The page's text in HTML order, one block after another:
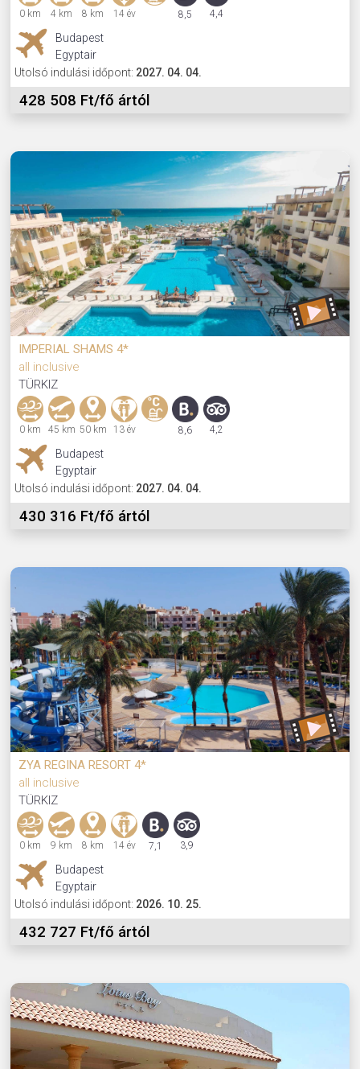
0 km 4 km 8 km 14 év 8,5 4,4
Budapest
Egyptair
Utolsó indulási időpont: 2027. 04. 04.
428 508 Ft/fő ártól
IMPERIAL SHAMS 4*
all inclusive
TÜRKIZ
0 km 45 km 50 km 13 év 8,6 4,2
Budapest
Egyptair
Utolsó indulási időpont: 2027. 04. 04.
430 316 Ft/fő ártól
ZYA REGINA RESORT 4*
all inclusive
TÜRKIZ
0 km 9 km 8 km 14 év 7,1 3,9
Budapest
Egyptair
Utolsó indulási időpont: 2026. 10. 25.
432 727 Ft/fő ártól